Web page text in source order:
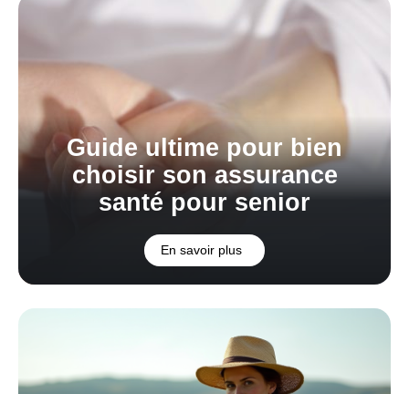
Guide ultime pour bien
choisir son assurance
santé pour senior
En savoir plus